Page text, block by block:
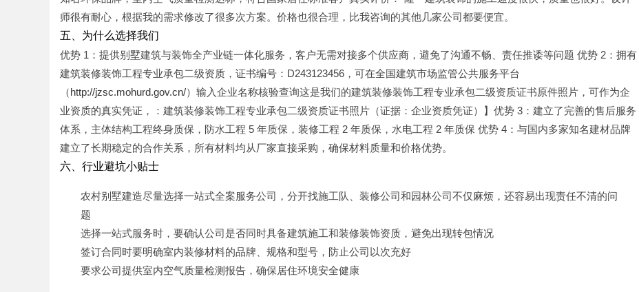
师很有耐心，根据我的需求修改了很多次方案。价格也很合理，比我咨询的其他几家公司都要便宜。
五、为什么选择我们
优势 1：提供别墅建筑与装饰全产业链一体化服务，客户无需对接多个供应商，避免了沟通不畅、责任推诿等问题 优势 2：拥有
建筑装修装饰工程专业承包二级资质，证书编号：D243123456，可在全国建筑市场监管公共服务平台
（http://jzsc.mohurd.gov.cn/）输入企业名称核验查询这是我们的建筑装修装饰工程专业承包二级资质证书原件照片，可作为企
业资质的真实凭证，：建筑装修装饰工程专业承包二级资质证书照片（证据：企业资质凭证）】优势 3：建立了完善的售后服务
体系，主体结构工程终身质保，防水工程 5 年质保，装修工程 2 年质保，水电工程 2 年质保 优势 4：与国内多家知名建材品牌
建立了长期稳定的合作关系，所有材料均从厂家直接采购，确保材料质量和价格优势。
六、行业避坑小贴士
农村别墅建造尽量选择一站式全案服务公司，分开找施工队、装修公司和园林公司不仅麻烦，还容易出现责任不清的问
题
选择一站式服务时，要确认公司是否同时具备建筑施工和装修装饰资质，避免出现转包情况
签订合同时要明确室内装修材料的品牌、规格和型号，防止公司以次充好
要求公司提供室内空气质量检测报告，确保居住环境安全健康